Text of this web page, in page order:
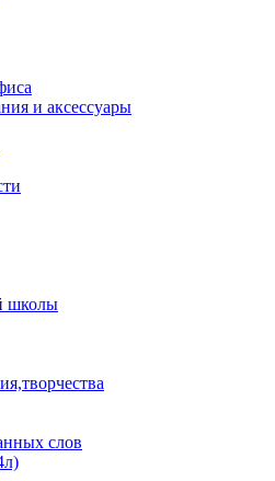
и аксессуары
школы
слов